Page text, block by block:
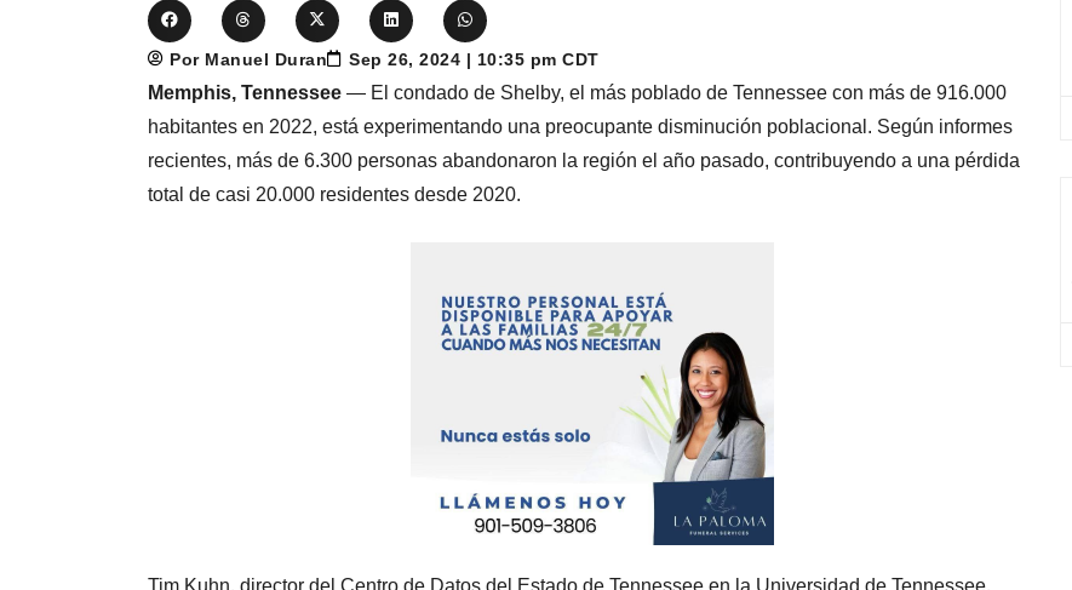
Por Manuel Duran Sep 26, 2024 | 10:35 pm CDT
Memphis, Tennessee — El condado de Shelby, el más poblado de Tennessee con más de 916.000
habitantes en 2022, está experimentando una preocupante disminución poblacional. Según informes
recientes, más de 6.300 personas abandonaron la región el año pasado, contribuyendo a una pérdida
total de casi 20.000 residentes desde 2020.
Tim Kuhn, director del Centro de Datos del Estado de Tennessee en la Universidad de Tennessee,